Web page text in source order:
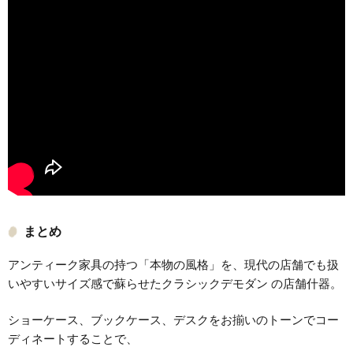
まとめ
アンティーク家具の持つ「本物の風格」を、現代の店舗でも扱
いやすいサイズ感で蘇らせたクラシックデモダン の店舗什器。
ショーケース、ブックケース、デスクをお揃いのトーンでコー
ディネートすることで、